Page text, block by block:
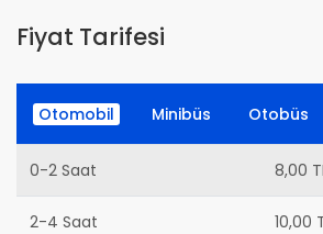
Fiyat Tarifesi
Otomobil Minibüs Otobüs
0-2 Saat 8,00
2-4 Saat 10,00